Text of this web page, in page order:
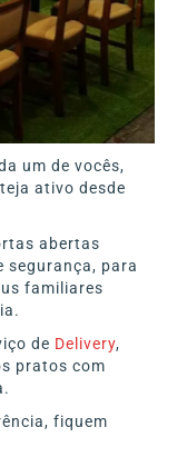
um de vocês,
ativo desde
abertas
segurança, para
familiares
de Delivery,
pratos com
fiquem